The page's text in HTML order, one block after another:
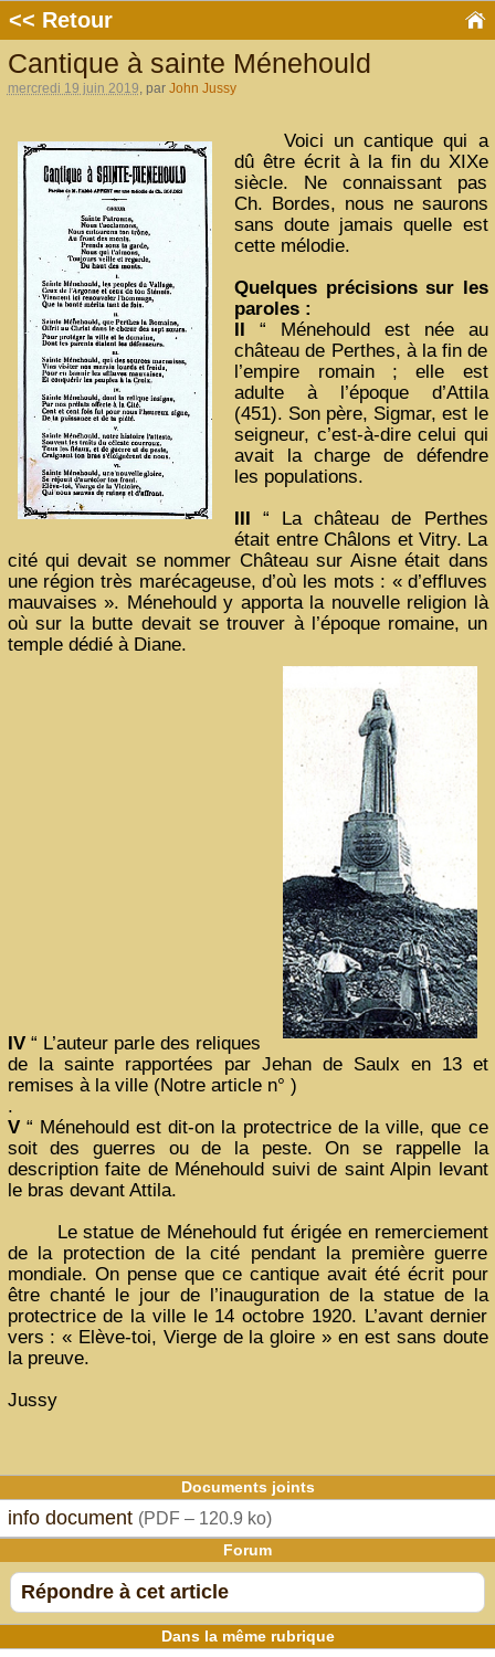
<< Retour
Cantique à sainte Ménehould
mercredi 19 juin 2019 , par John Jussy
Voici un cantique qui a
dû être écrit à la fin du XIXe
siècle. Ne connaissant pas
Ch. Bordes, nous ne saurons
sans doute jamais quelle est
cette mélodie.
Quelques précisions sur les
paroles :
“ Ménehould est née au
château de Perthes, à la fin de
l’empire romain ; elle est
adulte à l’époque d’Attila
(451). Son père, Sigmar, est le
seigneur, c’est-à-dire celui qui
avait la charge de défendre
les populations.
“ La château de Perthes
était entre Châlons et Vitry. La
cité qui devait se nommer Château sur Aisne était dans
une région très marécageuse, d’où les mots : « d’effluves
mauvaises ». Ménehould y apporta la nouvelle religion là
où sur la butte devait se trouver à l’époque romaine, un
temple dédié à Diane.
IV“ L’auteur parle des reliques
de la sainte rapportées par Jehan de Saulx en 13 et
remises à la ville (Notre article n° )
.
V“ Ménehould est dit-on la protectrice de la ville, que ce
soit des guerres ou de la peste. On se rappelle la
description faite de Ménehould suivi de saint Alpin levant
le bras devant Attila.
Le statue de Ménehould fut érigée en remerciement
de la protection de la cité pendant la première guerre
mondiale. On pense que ce cantique avait été écrit pour
être chanté le jour de l’inauguration de la statue de la
protectrice de la ville le 14 octobre 1920. L’avant dernier
vers : « Elève-toi, Vierge de la gloire » en est sans doute
la preuve.
Jussy
Documents joints
info document (PDF – 120.9 ko)
Forum
Répondre à cet article
Dans la même rubrique